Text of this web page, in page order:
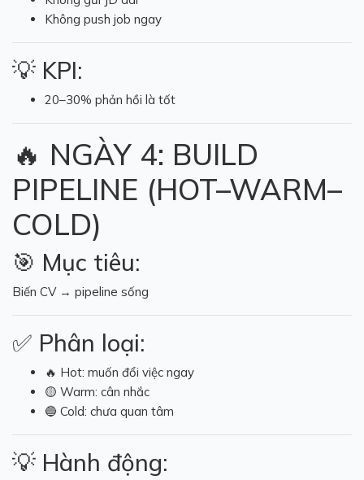
Không push job ngay
💡 KPI:
20–30% phản hồi là tốt
🔥 NGÀY 4: BUILD
PIPELINE (HOT–WARM–
COLD)
🎯 Mục tiêu:
Biến CV → pipeline sống
✅ Phân loại:
🔥 Hot: muốn đổi việc ngay
🟡 Warm: cân nhắc
🔵 Cold: chưa quan tâm
💡 Hành động: